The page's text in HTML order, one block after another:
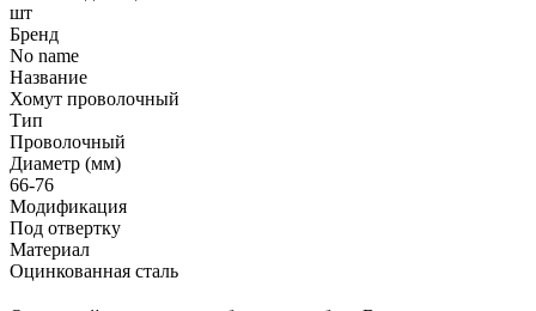
шт
Бренд
No name
Название
Хомут проволочный
Тип
Проволочный
Диаметр (мм)
66-76
Модификация
Под отвертку
Материал
Оцинкованная сталь